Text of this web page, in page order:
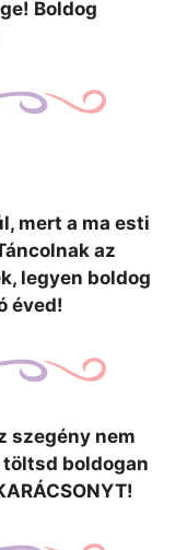
Boldog
mert a ma esti
az
legyen boldog
éved!
szegény nem
boldogan